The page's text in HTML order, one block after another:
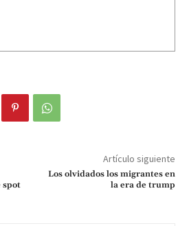
spot
Artículo siguiente
Los olvidados los migrantes en
la era de trump